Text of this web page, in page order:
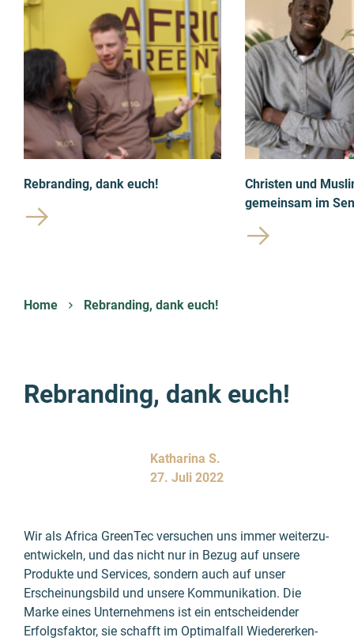
Rebranding, dank euch!
Christen und
gemeinsam im
Home Rebranding, dank euch!
Rebranding, dank euch!
Katharina S.
27. Juli 2022
Wir als Africa GreenTec versuchen uns immer weiter­zu­
ent­wickeln, und das nicht nur in Bezug auf unsere
Produkte und Services, sondern auch auf unser
Erschei­nungs­bild und unsere Kommuni­kation. Die
Marke eines Unter­nehmens ist ein entschei­dender
Erfolgs­faktor, sie schafft im Optimal­fall Wieder­erken­